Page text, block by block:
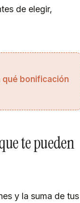
de elegir,
qué bonificación
te pueden
y la suma de tus